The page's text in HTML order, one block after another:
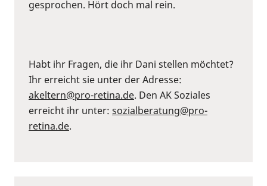
gesprochen. Hört doch mal rein.
Habt ihr Fragen, die ihr Dani stellen möchtet?
Ihr erreicht sie unter der Adresse:
akeltern@pro-retina.de. Den AK Soziales
erreicht ihr unter: sozialberatung@pro-
retina.de.